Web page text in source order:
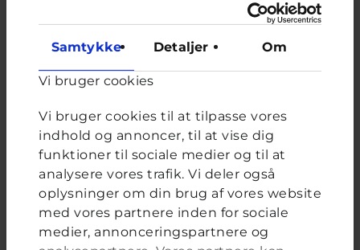
Samtykke Detaljer Om
Vi bruger cookies
Vi bruger cookies til at tilpasse vores
indhold og annoncer, til at vise dig
funktioner til sociale medier og til at
analysere vores trafik. Vi deler også
oplysninger om din brug af vores website
med vores partnere inden for sociale
medier, annonceringspartnere og
På det seneste har jeg udviklet noget jeg tror
er en spiseforstyrrelse. Jeg spiser ikke
morgenmad eller frokost, og kun en halv
med at spise et fuldt måltid og får mig selv til
at kaste op. De seneste to uger har jeg følt mig
svimmel, træt, mit hjerte...
Lukas, frivillig uddannet ungerådgiver hos Cyberhus
svaret på dette spørgsmål